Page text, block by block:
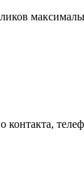
контакта,